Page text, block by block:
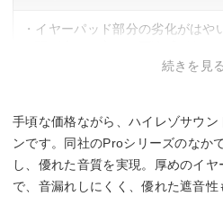
・イヤーパッド部分の劣化がはや
続きを見る
手頃な価格ながら、ハイレゾサウ
ンです。同社のProシリーズのなか
し、優れた音質を実現。厚めのイ
で、音漏れしにくく、優れた遮音性